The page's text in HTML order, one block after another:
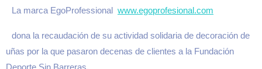
La marca EgoProfessional www.egoprofesional.com
dona la recaudación de su actividad solidaria de decoración de
uñas por la que pasaron decenas de clientes a la Fundación
Deporte Sin Barreras.